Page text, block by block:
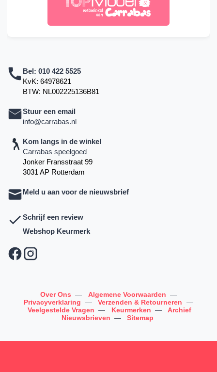
Bel: 010 422 5525
KvK: 64978621
BTW: NL002225136B81
Stuur een email
info@carrabas.nl
Kom langs in de winkel
Carrabas speelgoed
Jonker Fransstraat 99
3031 AP Rotterdam
Meld u aan voor de nieuwsbrief
Schrijf een review
Webshop Keurmerk
Over Ons — Algemene Voorwaarden —
Privacyverklaring
— Verzenden & Retourneren
—
Veelgestelde Vragen — Keurmerken —
Archief
Nieuwsbrieven — Sitemap